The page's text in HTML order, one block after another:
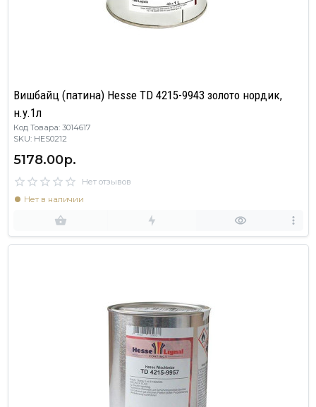
Вишбайц (патина) Hesse TD 4215-9943 золото нордик,
н.у.1л
Код Товара: 3014617
SKU: HES0212
5178.00р.
Нет отзывов
Нет в наличии